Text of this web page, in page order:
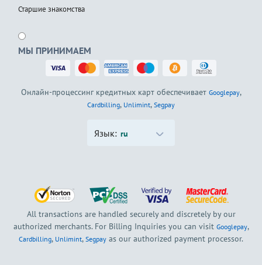
Старшие знакомства
МЫ ПРИНИМАЕМ
Онлайн-процессинг кредитных карт обеспечивает Googlepay,
Cardbilling, Unlimint, Segpay
Язык: ru
All transactions are handled securely and discretely by our
authorized merchants. For Billing Inquiries you can visit Googlepay,
Cardbilling, Unlimint, Segpay as our authorized payment processor.